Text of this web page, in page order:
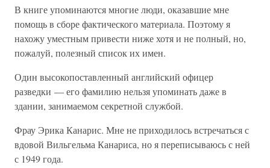
В книге упоминаются многие люди, оказавшие мне
помощь в сборе фактического материала. Поэтому я
нахожу уместным привести ниже хотя и не полный, но,
пожалуй, полезный список их имен.
Один высокопоставленный английский офицер
разведки — его фамилию нельзя упоминать даже в
здании, занимаемом секретной службой.
Фрау Эрика Канарис. Мне не приходилось встречаться с
вдовой Вильгельма Канариса, но я переписываюсь с ней
с 1949 года.